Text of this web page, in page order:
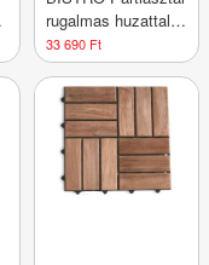
rugalmas huzattal
világosszürke
33 690 Ft